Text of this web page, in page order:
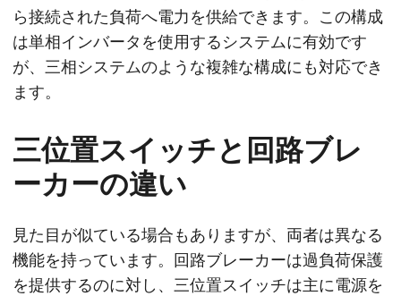
ら接続された負荷へ電力を供給できます。この構成
は単相インバータを使用するシステムに有効です
が、三相システムのような複雑な構成にも対応でき
ます。
三位置スイッチと回路ブレ
ーカーの違い
見た目が似ている場合もありますが、両者は異なる
機能を持っています。回路ブレーカーは過負荷保護
を提供するのに対し、三位置スイッチは主に電源を